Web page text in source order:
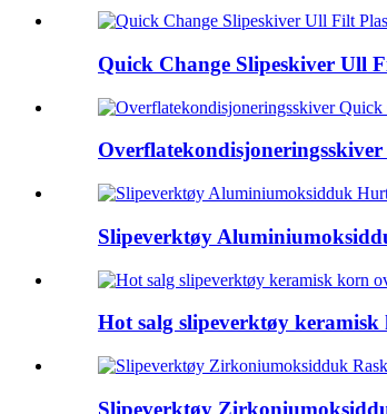
Quick Change Slipeskiver Ull
Slipeverktøy
Hot salg slipeverktøy
Slipeverktøy